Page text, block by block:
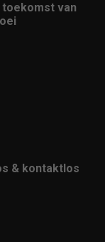
van
& kontaktlos